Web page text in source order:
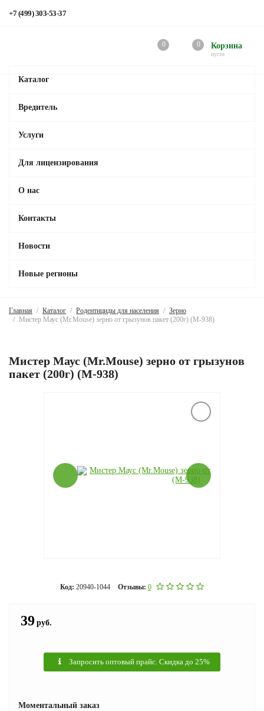
+7 (499) 303-53-37
0 0 Корзина
пусто
Каталог
Вредитель
Услуги
Для лицензирования
О нас
Контакты
Новости
Новые регионы
Главная Каталог Родентициды для населения
Зерно
Мистер Маус (Mr.Mouse) зерно от грызунов пакет (200г) (М-938)
Мистер Маус (Mr.Mouse) зерно от грызунов
пакет (200г) (М-938)
Код: 20940-1044 Отзывы: 0
39 руб.
Запросить оптовый прайс. Скидка до 25%
Моментальный заказ